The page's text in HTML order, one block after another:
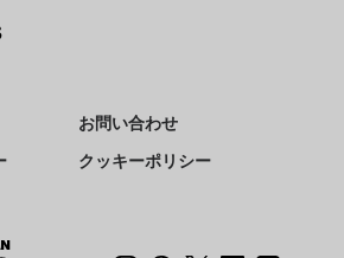
お問い合わせ
クッキーポリシー